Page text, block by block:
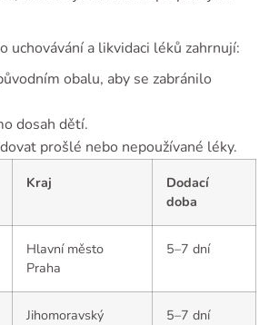
uchovávání a likvidaci léků zahrnují:
obalu, aby se zabránilo
dosah dětí.
prošlé nebo nepoužívané léky.
Kraj
Dodací
doba
Hlavní město
Praha
5–7 dní
Jihomoravský 5–7 dní